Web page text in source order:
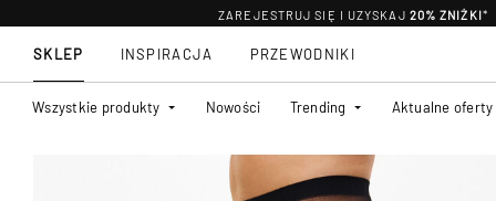
ZAREJESTRUJ SIĘ I UZYSKAJ 20% ZNIŻKI*
SKLEP
Wszystkie produkty Nowości Trending Aktualne oferty
INSPIRACJA PRZEWODNIKI